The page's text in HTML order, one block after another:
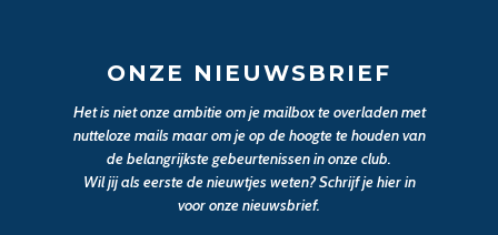
ONZE NIEUWSBRIEF
Het is niet onze ambitie om je mailbox te overladen met
nutteloze mails maar om je op de hoogte te houden van
de belangrijkste gebeurtenissen in onze club.
Wil jij als eerste de nieuwtjes weten? Schrijf je hier in
voor onze nieuwsbrief.